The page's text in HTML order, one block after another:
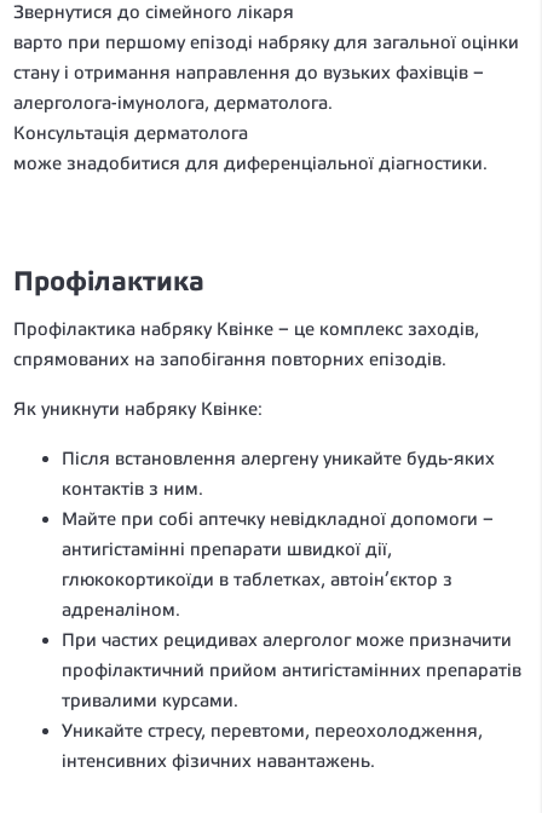
Звернутися до сімейного лікаря
варто при першому епізоді набряку для загальної оцінки
стану і отримання направлення до вузьких фахівців –
алерголога-імунолога, дерматолога.
Консультація дерматолога
може знадобитися для диференціальної діагностики.
Профілактика
Профілактика набряку Квінке – це комплекс заходів,
спрямованих на запобігання повторних епізодів.
Як уникнути набряку Квінке:
Після встановлення алергену уникайте будь-яких
контактів з ним.
Майте при собі аптечку невідкладної допомоги –
антигістамінні препарати швидкої дії,
глюкокортикоїди в таблетках, автоін’єктор з
адреналіном.
При частих рецидивах алерголог може призначити
профілактичний прийом антигістамінних препаратів
тривалими курсами.
Уникайте стресу, перевтоми, переохолодження,
інтенсивних фізичних навантажень.